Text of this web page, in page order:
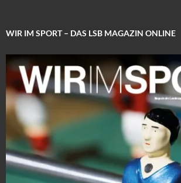
WIR IM SPORT – DAS LSB MAGAZIN ONLINE